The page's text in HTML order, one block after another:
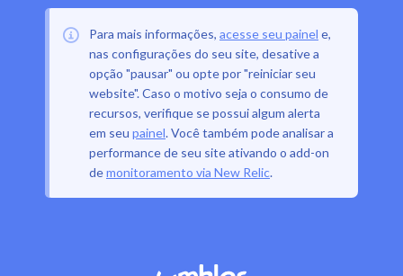
Para mais informações, acesse seu painel e,
nas configurações do seu site, desative a
opção "pausar" ou opte por "reiniciar seu
website". Caso o motivo seja o consumo de
recursos, verifique se possui algum alerta
em seu painel. Você também pode analisar a
performance de seu site ativando o add-on
demonitoramento via New Relic.